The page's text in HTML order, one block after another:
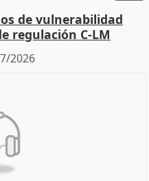
de vulnerabilidad
regulación C-LM
2026